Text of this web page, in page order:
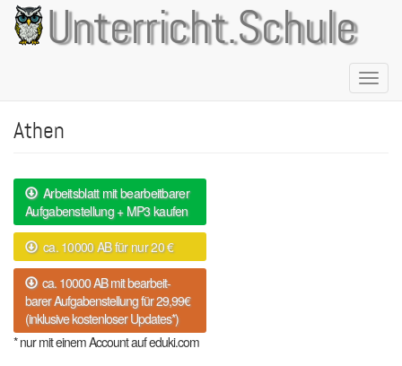
Direkt
zum
Inhalt
Unterricht.Schule
Athen
Arbeitsblatt mit bearbeitbarer
Aufgabenstellung + MP3 kaufen
ca. 10000 AB für nur 20 €
ca. 10000 AB mit bearbeit-
barer Aufgabenstellung für 29,99€
(inklusive kostenloser Updates*)
* nur mit einem Account auf eduki.com